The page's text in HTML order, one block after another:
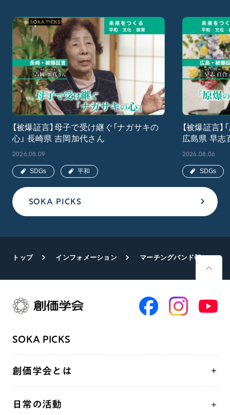
SOKA PICKS
【被爆証言】母子で受け継ぐ「ナガサキの
心」 長崎県 吉岡加代さん
2026.08.09
SDGs 平和
【被爆証言
広島県 早志
2026.08.06
SDGs
トップ インフォメーション マーチングバンド都大会 ルネサンスバンガードが招待演技
SOKA PICKS
創価学会とは
日常の活動